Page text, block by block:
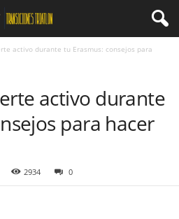
activo durante tu Erasmus: consejos para
activo durante
para hacer
2934 0